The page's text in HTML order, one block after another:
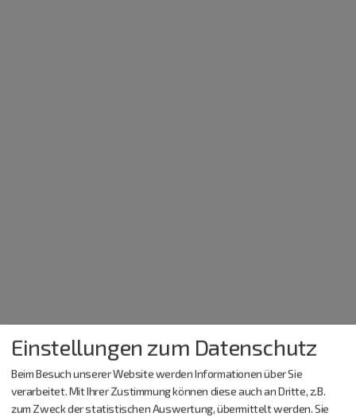
Einstellungen zum Datenschutz
Beim Besuch unserer Website werden Informationen über Sie
verarbeitet. Mit Ihrer Zustimmung können diese auch an Dritte, z.B.
zum Zweck der statistischen Auswertung, übermittelt werden. Sie